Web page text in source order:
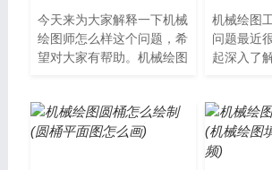
今天来为大家解释一下机械
绘图师怎么样这个问题，希
望对大家有帮助。机械绘图
根据客户需...
机械绘图
问题最近
起深入了
作机械图